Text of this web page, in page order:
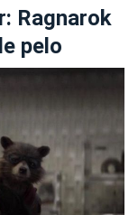
Ragnarok
pelo